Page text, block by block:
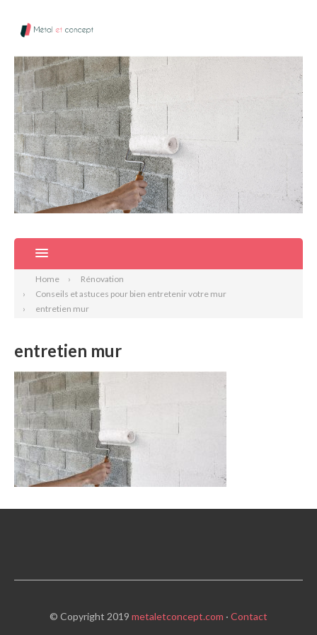
Home
Rénovation
Conseils et astuces pour bien entretenir votre mur
entretien mur
entretien mur
© Copyright 2019 metaletconcept.com · Contact